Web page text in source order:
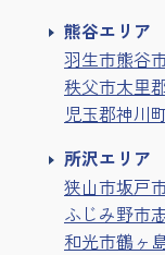
熊谷エリア
羽生市熊谷
秩父市大里
児玉郡神川
所沢エリア
狭山市坂戸
ふじみ野市
和光市鶴ヶ